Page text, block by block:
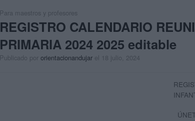
Para maestros y profesores
REGISTRO CALENDARIO
PRIMARIA 2024 2025 editable
Publicado por orientacionandujar el 18 julio, 2024